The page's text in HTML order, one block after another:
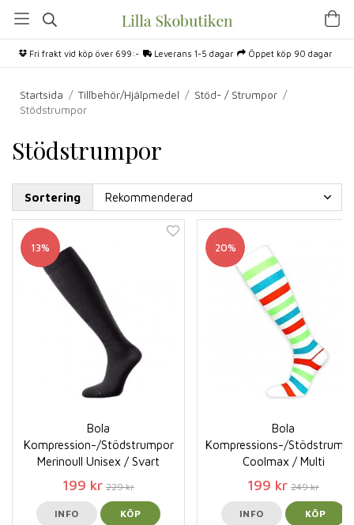
Fri frakt vid köp över 699:- Leverans 1-5 dagar Öppet köp 90 dagar
Startsida / Tillbehör/Hjälpmedel / Stöd- / Strumpor /
Stödstrumpor
Stödstrumpor
Sortering
13%
Bola
Kompression-/Stödstrumpor
Merinoull Unisex / Svart
199 kr 229 kr
INFO KÖP
20%
Bola
Kompressions-/
Coolmax / Multi
199 kr 249 kr
INFO KÖP